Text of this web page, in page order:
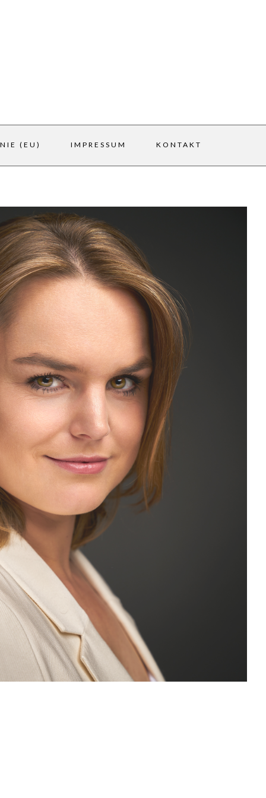
(EU) IMPRESSUM KONTAKT